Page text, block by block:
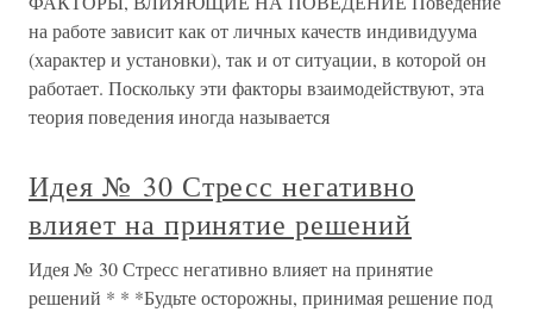
на работе зависит как от личных качеств индивидуума
(характер и установки), так и от ситуации, в которой он
работает. Поскольку эти факторы взаимодействуют, эта
теория поведения иногда называется
Идея № 30 Стресс негативно
влияет на принятие решений
Идея № 30 Стресс негативно влияет на принятие
решений * * *Будьте осторожны, принимая решение под